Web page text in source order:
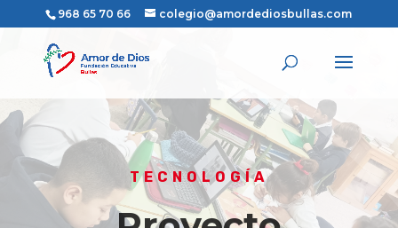
968 65 70 66 colegio@amordediosbullas.com
TECNOLOGÍA